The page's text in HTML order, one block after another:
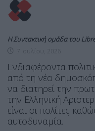
Η Συντακτική ομάδα του
Ενδιαφέροντα
από τη νέα
να διατηρεί την
την Ελληνική
είναι οι πολίτες
αυτοδυναμία.